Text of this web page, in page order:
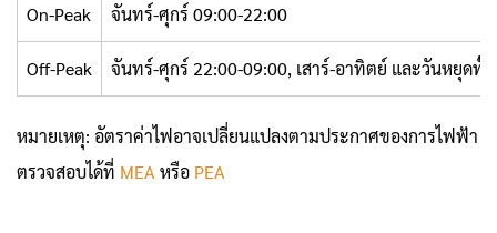
On-Peak จันทร์-ศุกร์ 09:00-22:00
Off-Peak จันทร์-ศุกร์ 22:00-09:00, เสาร์-อาทิตย์ และวันหยุดทั้ง
หมายเหตุ: อัตราค่าไฟอาจเปลี่ยนแปลงตามประกาศของการไฟฟ้า
ตรวจสอบได้ที่ MEA หรือ PEA